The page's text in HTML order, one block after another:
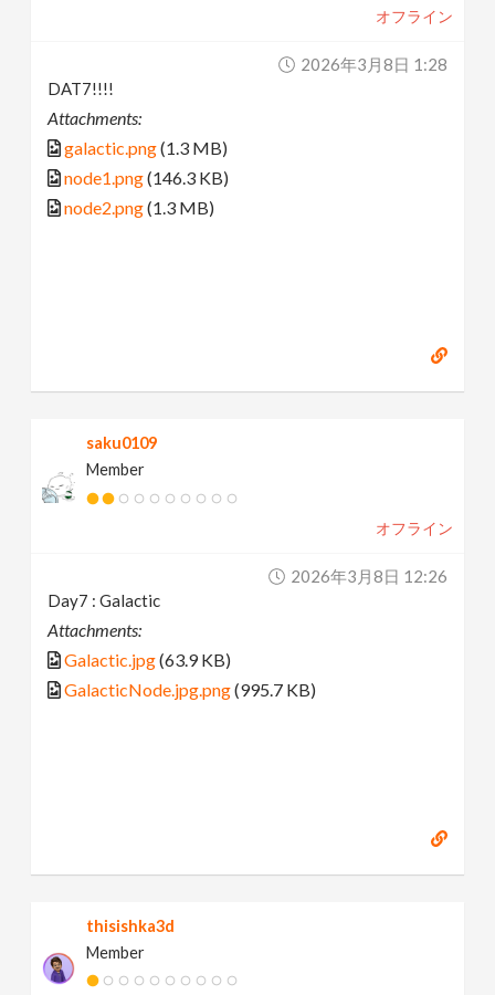
オフライン
2026年3月8日 1:28
DAT7!!!!
Attachments:
galactic.png(1.3 MB)
node1.png(146.3 KB)
node2.png(1.3 MB)
saku0109
Member
オフライン
2026年3月8日 12:26
Day7 : Galactic
Attachments:
Galactic.jpg(63.9 KB)
GalacticNode.jpg.png(995.7 KB)
thisishka3d
Member